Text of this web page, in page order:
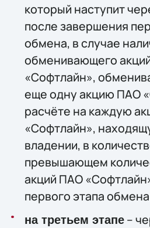
который наступит
после завершения
обмена, в случае
обменивающего
«Софтлайн»,
еще одну акцию ПАО
расчёте на каждую
«Софтлайн»,
владении, в
превышающем
акций ПАО
первого этапа
на третьем этапе–